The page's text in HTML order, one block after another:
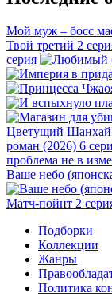
Мой муж – босс
Твой третий 2
серия
Цветущий Шанхай
роман (2026) 6
проблема не в
Ваше небо
Матч-пойнт 2
Подборки
Коллекции
Жанры
Политика